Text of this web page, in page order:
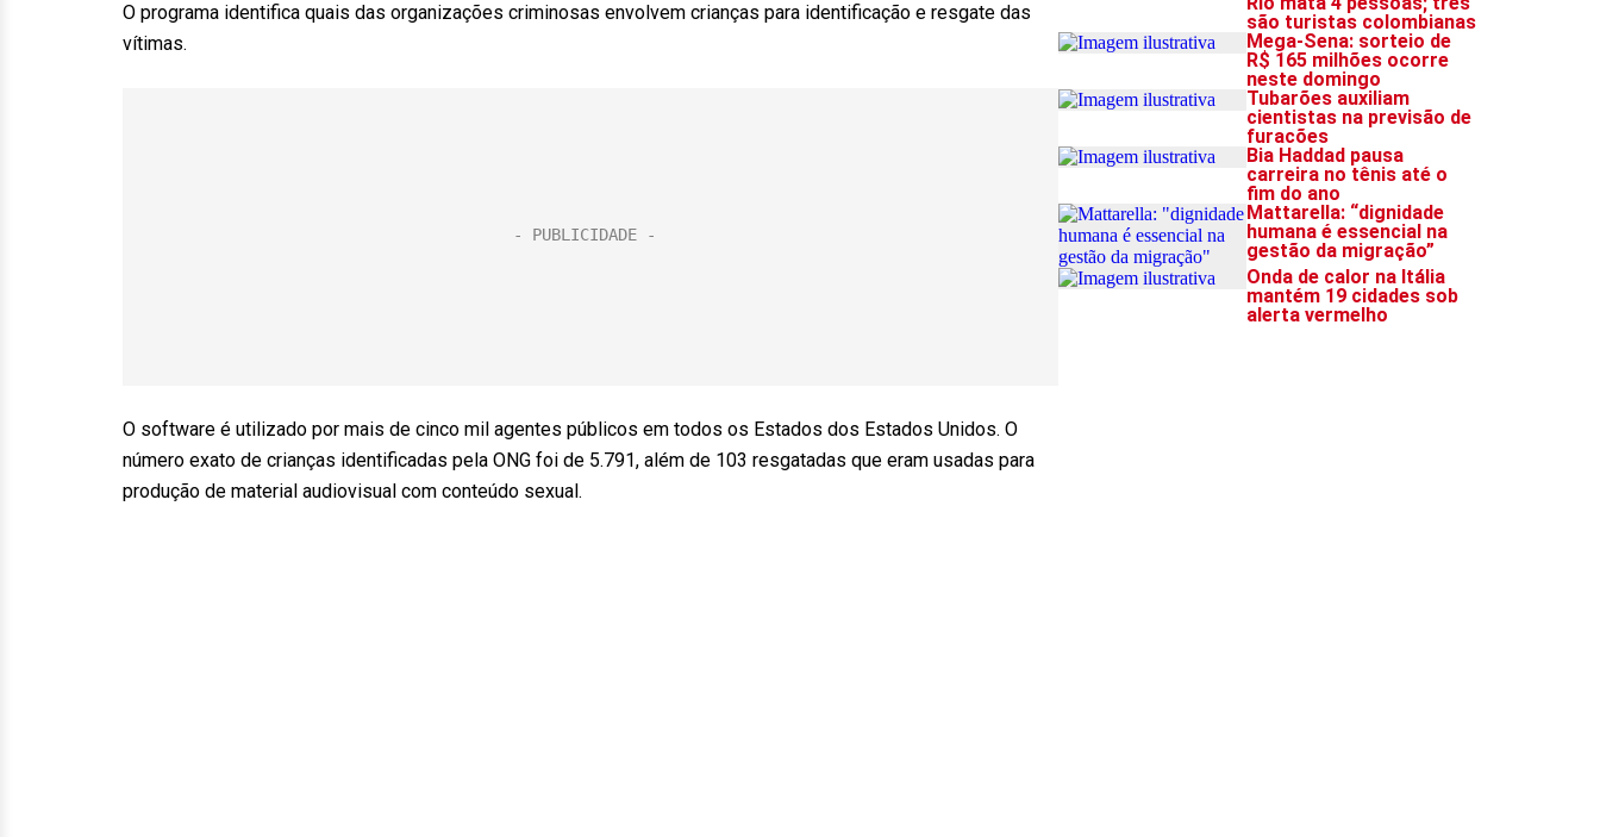
O programa identifica quais das organizações criminosas envolvem crianças para identificação e resgate das
vítimas.
O software é utilizado por mais de cinco mil agentes públicos em todos os Estados dos Estados Unidos. O
número exato de crianças identificadas pela ONG foi de 5.791, além de 103 resgatadas que eram usadas para
produção de material audiovisual com conteúdo sexual.